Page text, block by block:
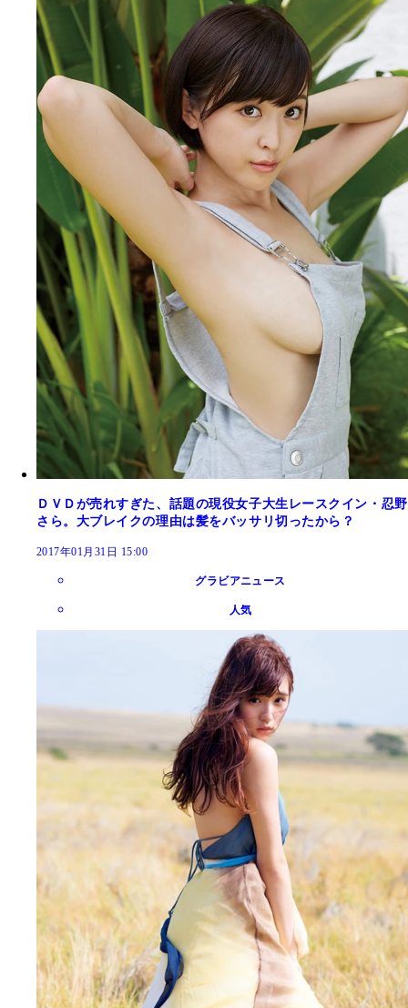
ＤＶＤが売れすぎた、話題の現役女子大生レースクイン・忍野
さら。大ブレイクの理由は髪をバッサリ切ったから？
2017年01月31日 15:00
グラビアニュース
人気